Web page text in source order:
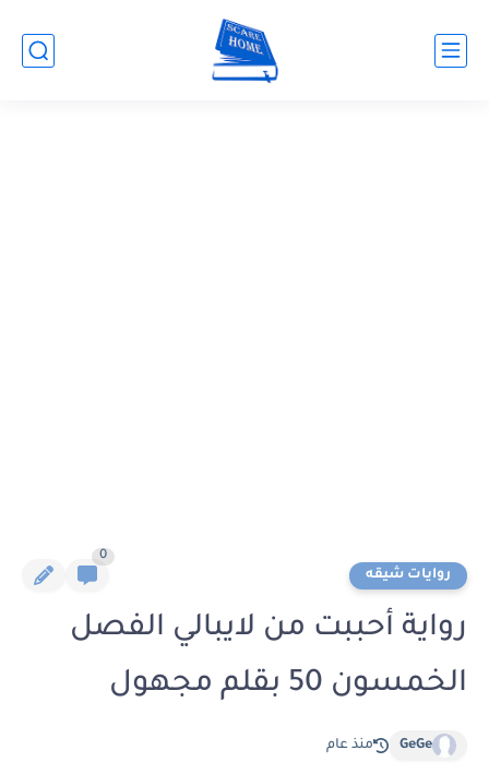
روايات شيقه
0
رواية أحببت من لايبالي الفصل
الخمسون 50 بقلم مجهول
GeGe منذ عام